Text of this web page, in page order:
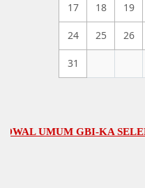
17 18 19
24 25 26
31
UMUM GBI-KA